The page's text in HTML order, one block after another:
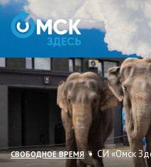
СВОБОДНОЕ ВРЕМЯ• СИ «Омск